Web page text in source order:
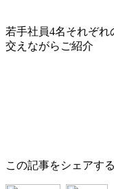
若手社員4名それぞ
交えながらご紹介
この記事をシェアする